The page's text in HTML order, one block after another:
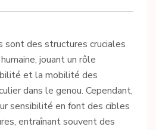
sont des structures cruciales
jouant un rôle
et la mobilité des
dans le genou. Cependant,
sensibilité en font des cibles
entraînant souvent des